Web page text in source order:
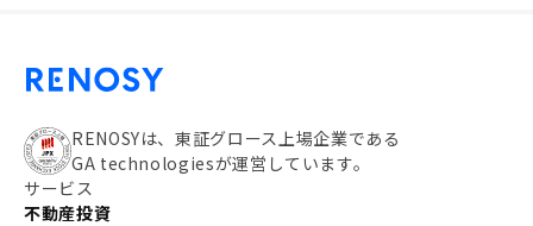
RENOSYは、東証グロース上場企業である
GA technologiesが運営しています。
サービス
不動産投資